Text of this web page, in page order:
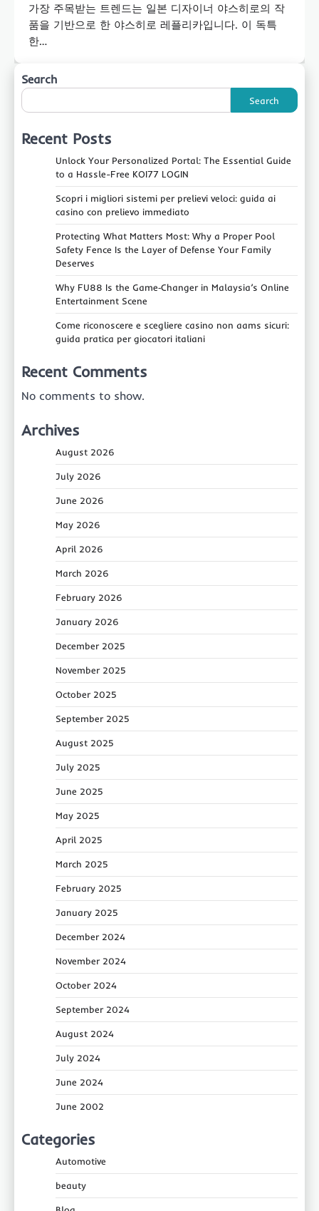
가장 주목받는 트렌드는 일본 디자이너 야스히로의 작
품을 기반으로 한 야스히로 레플리카입니다. 이 독특
한…
Search
Search
Recent Posts
Unlock Your Personalized Portal: The Essential Guide
to a Hassle-Free KOI77 LOGIN
Scopri i migliori sistemi per prelievi veloci: guida ai
casino con prelievo immediato
Protecting What Matters Most: Why a Proper Pool
Safety Fence Is the Layer of Defense Your Family
Deserves
Why FU88 Is the Game‑Changer in Malaysia’s Online
Entertainment Scene
Come riconoscere e scegliere casino non aams sicuri:
guida pratica per giocatori italiani
Recent Comments
No comments to show.
Archives
August 2026
July 2026
June 2026
May 2026
April 2026
March 2026
February 2026
January 2026
December 2025
November 2025
October 2025
September 2025
August 2025
July 2025
June 2025
May 2025
April 2025
March 2025
February 2025
January 2025
December 2024
November 2024
October 2024
September 2024
August 2024
July 2024
June 2024
June 2002
Categories
Automotive
beauty